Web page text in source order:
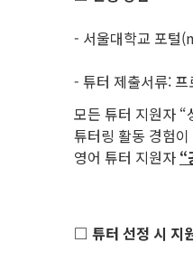
- 서울대학교 포털
- 튜터 제출서류:
모든 튜터 지원자 “
튜터링 활동 경험
영어 튜터 지원자 “
□ 튜터 선정 시 지